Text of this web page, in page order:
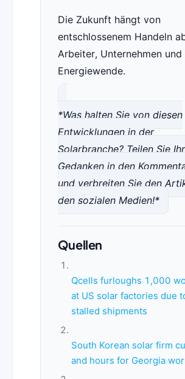
Die Zukunft hängt von
entschlossenem Handeln
Arbeiter, Unternehmen und
Energiewende.
*Was halten Sie von diesen
Entwicklungen in der
Solarbranche? Teilen Sie
Gedanken in den
und verbreiten Sie den
den sozialen Medien!*
Quellen
Qcells furloughs 1,000
at US solar factories due
stalled shipments
South Korean solar firm
and hours for Georgia